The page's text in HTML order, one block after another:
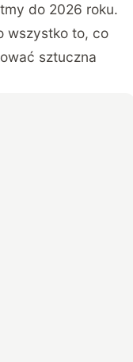
do 2026 roku.
wszystko to, co
sztuczna